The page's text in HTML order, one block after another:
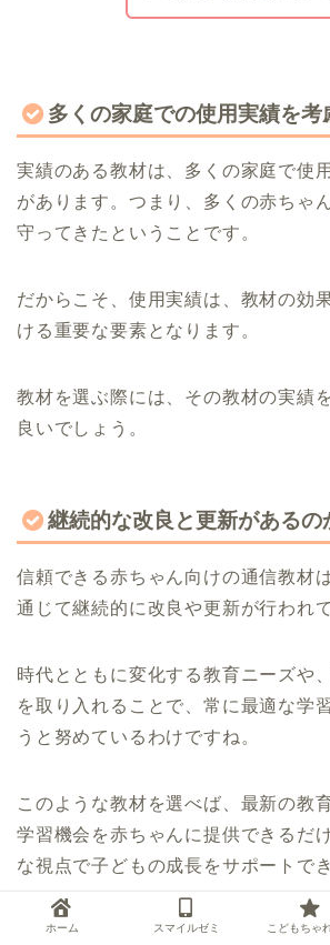
多くの家庭での使用実績を考
実績のある教材は、多くの家庭で使
があります。つまり、多くの赤ちゃ
守ってきたということです。
だからこそ、使用実績は、教材の効
ける重要な要素となります。
教材を選ぶ際には、その教材の実績
良いでしょう。
継続的な改良と更新があるの
信頼できる赤ちゃん向けの通信教材
通じて継続的に改良や更新が行われ
時代とともに変化する教育ニーズや
を取り入れることで、常に最適な学
うと努めているわけですね。
このような教材を選べば、最新の教
学習機会を赤ちゃんに提供できるだ
な視点で子どもの成長をサポートで
ホーム スマイルゼミ こどもちゃ